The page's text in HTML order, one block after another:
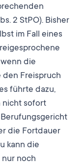
2 StPO). Bisher
im Fall eines
die
Freispruch
führte dazu,
nicht sofort
die Fortdauer
kann die
nur noch